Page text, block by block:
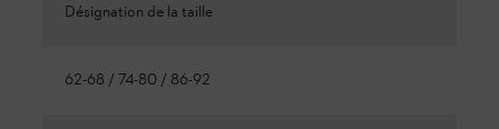
Désignation de la taille
62-68 / 74-80 / 86-92